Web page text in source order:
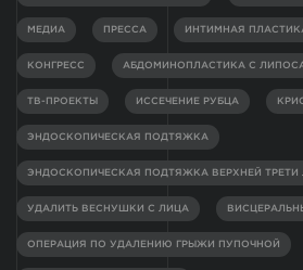
МЕДИА ПРЕССА ИНТИМНАЯ
КОНГРЕСС АБДОМИНОПЛАСТИКА С
ТВ-ПРОЕКТЫ ИССЕЧЕНИЕ РУБЦА
ЭНДОСКОПИЧЕСКАЯ ПОДТЯЖКА
ЭНДОСКОПИЧЕСКАЯ ПОДТЯЖКА ВЕРХНЕЙ ТРЕТИ
УДАЛИТЬ ВЕСНУШКИ С ЛИЦА
ОПЕРАЦИЯ ПО УДАЛЕНИЮ ГРЫЖИ ПУПОЧНОЙ